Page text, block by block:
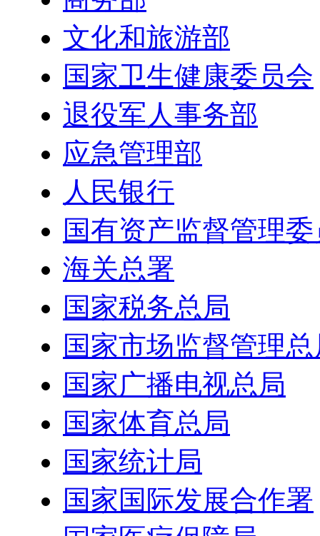
文化和旅游部
国家卫生健康委员会
退役军人事务部
应急管理部
人民银行
国有资产监督管理
海关总署
国家税务总局
国家市场监督管理
国家广播电视总局
国家体育总局
国家统计局
国家国际发展合作署